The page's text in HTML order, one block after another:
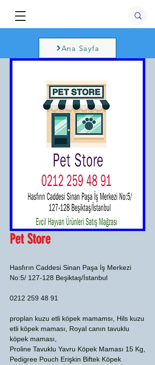
Ana Sayfa
Pet Store
Hasfırın Caddesi Sinan Paşa İş Merkezi
No:5/ 127-128 Beşiktaş/İstanbul
0212 259 48 91
proplan kuzu etli köpek mamamsı, Hils kuzu
etli köpek maması, Royal canın tavuklu
köpek maması,
Proline Tavuklu Yavru Köpek Maması 15 Kg,
Pedigree Pouch Erişkin Biftek Köpek